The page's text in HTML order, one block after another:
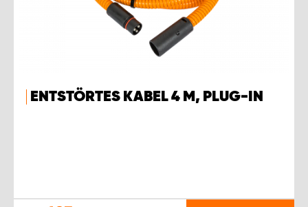
ENTSTÖRTES KABEL 4 M, PLUG-IN